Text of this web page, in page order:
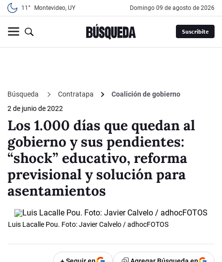
11° Montevideo, UY domingo 09 de agosto de 2026
Suscribite
Búsqueda Contratapa
Coalición de gobierno
2 de junio de 2022
Los 1.000 días que quedan al
gobierno y sus pendientes:
“shock” educativo, reforma
previsional y solución para
asentamientos
Luis Lacalle Pou. Foto: Javier Calvelo / adhocFOTOS